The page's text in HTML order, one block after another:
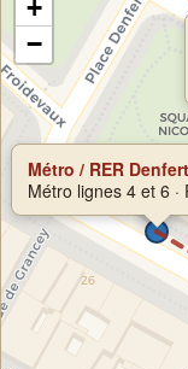
Métro / RER
Métro lignes 4 et 6 ·
+
−